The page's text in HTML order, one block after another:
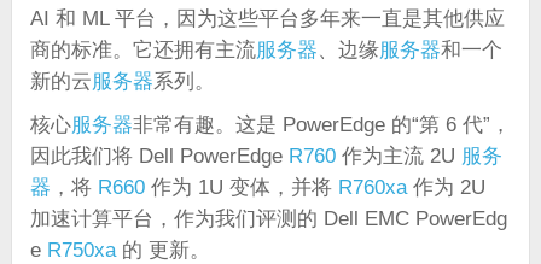
AI 和 ML 平台，因为这些平台多年来一直是其他供应
商的标准。它还拥有主流服务器 、边缘服务器和一个
新的云服务器系列。
核心服务器非常有趣。这是 PowerEdge 的“第 6 代”，
因此我们将 Dell PowerEdge R760作为主流 2U 服务
器 ，将 R660作为 1U 变体，并将 R760xa作为 2U
加速计算平台，作为我们评测的 Dell EMC PowerEdg
e R750xa的 更新。